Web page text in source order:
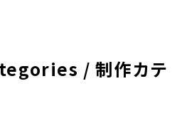
/ 制作カテ